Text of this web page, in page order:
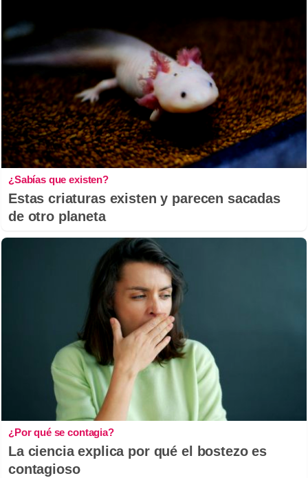
¿Sabías que existen?
Estas criaturas existen y parecen sacadas
de otro planeta
¿Por qué se contagia?
La ciencia explica por qué el bostezo es
contagioso